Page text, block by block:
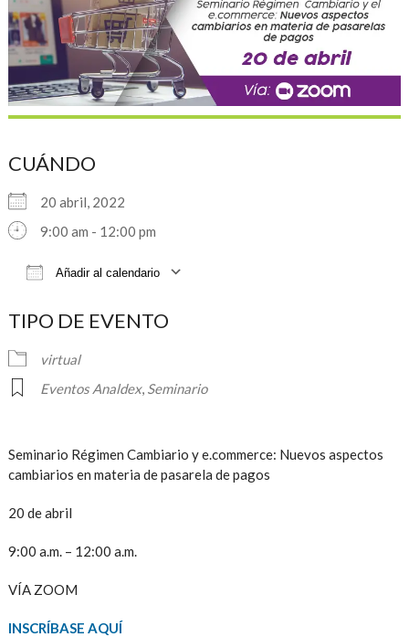
CUÁNDO
20 abril, 2022
9:00 am - 12:00 pm
Añadir al calendario
TIPO DE EVENTO
virtual
Eventos Analdex, Seminario
Seminario Régimen Cambiario y e.commerce: Nuevos aspectos
cambiarios en materia de pasarela de pagos
20 de abril
9:00 a.m. – 12:00 a.m.
VÍA ZOOM
INSCRÍBASE AQUÍ